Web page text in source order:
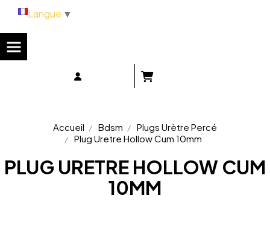
Accueil Bdsm
Plugs Urètre Percé
Plug Uretre Hollow Cum 10mm
PLUG URETRE HOLLOW CUM
10MM
Langue ▼